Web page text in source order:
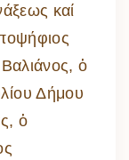
καί
ὁ
Δήμου
ὁ